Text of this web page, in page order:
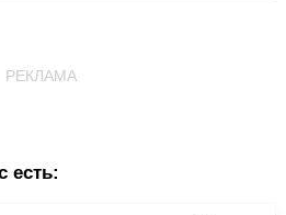
РЕКЛАМА
есть: